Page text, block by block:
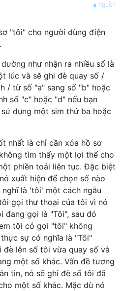
nguồn
"tôi" cho người dùng điện
như nhận ra nhiều số là
lúc và sẽ ghi đè quay số /
/ từ số "a" sang số "b" hoặc
số "c" hoặc "d" nếu bạn
dụng một sim thứ ba hoặc
nhất là chỉ cần xóa hồ sơ
tìm thấy một lợi thế cho
phiền toái liên tục. Đặc biệt
xuất hiện để chọn số nào
là 'tôi' một cách ngẫu
gọi thư thoại của tôi vì nó
đang gọi là "Tôi", sau đó
tôi có gọi "tôi" không
sự có nghĩa là "Tôi"
đè lên số tôi vừa quay số và
một số khác. Vấn đề tương
tin, nó sẽ ghi đè số tôi đã
một số khác. Mặc dù nó